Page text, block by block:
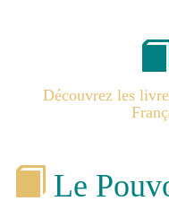
Découvrez les
Le